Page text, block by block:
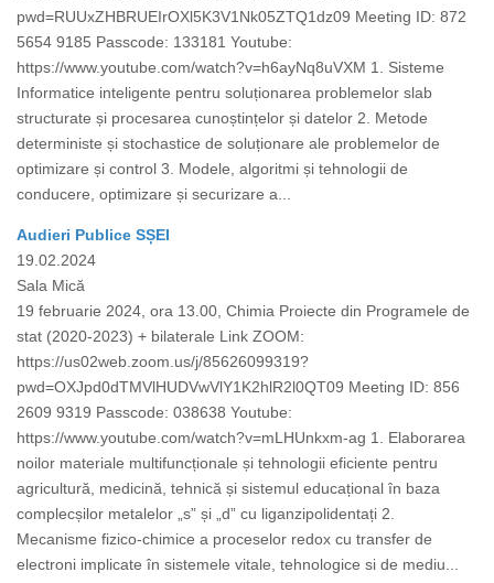
pwd=RUUxZHBRUEIrOXl5K3V1Nk05ZTQ1dz09 Meeting ID: 872
5654 9185 Passcode: 133181 Youtube:
https://www.youtube.com/watch?v=h6ayNq8uVXM 1. Sisteme
Informatice inteligente pentru soluționarea problemelor slab
structurate și procesarea cunoștințelor și datelor 2. Metode
deterministe și stochastice de soluționare ale problemelor de
optimizare și control 3. Modele, algoritmi și tehnologii de
conducere, optimizare și securizare a...
Audieri Publice SȘEI
19.02.2024
Sala Mică
19 februarie 2024, ora 13.00, Chimia Proiecte din Programele de
stat (2020-2023) + bilaterale Link ZOOM:
https://us02web.zoom.us/j/85626099319?
pwd=OXJpd0dTMVlHUDVwVlY1K2hlR2l0QT09 Meeting ID: 856
2609 9319 Passcode: 038638 Youtube:
https://www.youtube.com/watch?v=mLHUnkxm-ag 1. Elaborarea
noilor materiale multifuncționale și tehnologii eficiente pentru
agricultură, medicină, tehnică și sistemul educațional în baza
complecșilor metalelor „s” și „d” cu liganzipolidentați 2.
Mecanisme fizico-chimice a proceselor redox cu transfer de
electroni implicate în sistemele vitale, tehnologice si de mediu...